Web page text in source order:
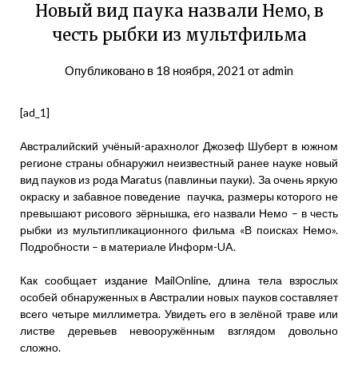
Новый вид паука назвали Немо, в
честь рыбки из мультфильма
Опубликовано в 18 ноября, 2021 отadmin
[ad_1]
Австралийский учёный-арахнолог Джозеф Шуберт в южном
регионе страны обнаружил неизвестный ранее науке новый
вид пауков из рода Maratus (павлиньи пауки). За очень яркую
окраску и забавное поведение паучка, размеры которого не
превышают рисового зёрнышка, его назвали Немо – в честь
рыбки из мультипликационного фильма «В поисках Немо».
Подробности – в материале Информ-UA.
Как сообщает издание MailOnline, длина тела взрослых
особей обнаруженных в Австралии новых пауков составляет
всего четыре миллиметра. Увидеть его в зелёной траве или
листве деревьев невооружённым взглядом довольно
сложно.